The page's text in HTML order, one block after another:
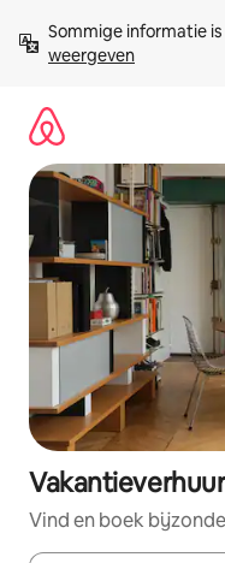
direct
naar
Sommige informatie
weergeven
Vind en boek